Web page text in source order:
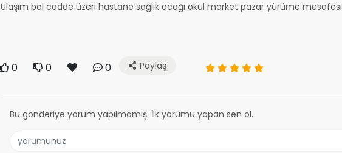
Ulaşım bol cadde üzeri hastane sağlık ocağı okul market pazar yürüme mesafesi
0 0 0 Paylaş
Bu gönderiye yorum yapılmamış. İlk yorumu yapan sen ol.